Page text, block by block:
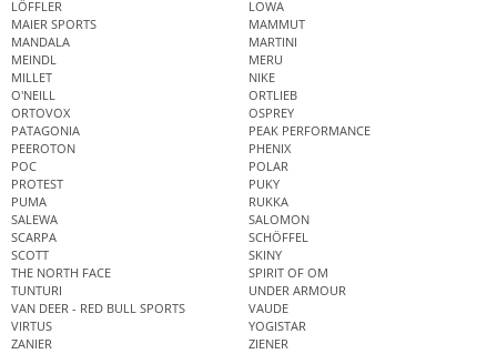
LÖFFLER
LOWA
MAIER SPORTS
MAMMUT
MANDALA
MARTINI
MEINDL
MERU
MILLET
NIKE
O'NEILL
ORTLIEB
ORTOVOX
OSPREY
PATAGONIA
PEAK PERFORMANCE
PEEROTON
PHENIX
POC
POLAR
PROTEST
PUKY
PUMA
RUKKA
SALEWA
SALOMON
SCARPA
SCHÖFFEL
SCOTT
SKINY
THE NORTH FACE
SPIRIT OF OM
TUNTURI
UNDER ARMOUR
VAN DEER - RED BULL SPORTS
VAUDE
VIRTUS
YOGISTAR
ZANIER
ZIENER